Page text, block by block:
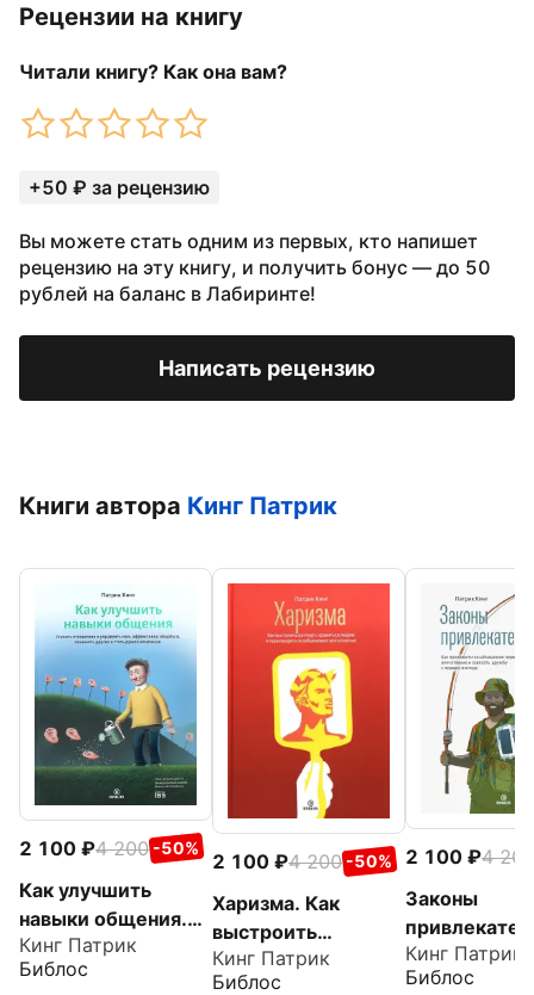
Рецензии на книгу
Читали книгу? Как она вам?
+50 ₽ за рецензию
Вы можете стать одним из первых, кто напишет
рецензию на эту книгу, и получить бонус — до 50
рублей на баланс в Лабиринте!
Написать рецензию
Книги автора Кинг Патрик
2 100 4 200 -50%
Как улучшить
навыки общения.
Строить
отношения и
Кинг Патрик
Библос
2 100 4 200 -50%
Харизма. Как
выстроить
раппорт, нравиться
людям и
Кинг Патрик
Библос
2 100
4 200
Законы
. Как
Кинг Патрик
Библос